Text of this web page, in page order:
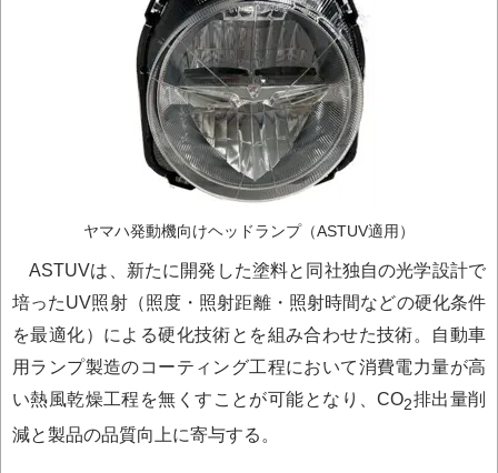
ヤマハ発動機向けヘッドランプ（ASTUV適用）
ASTUVは、新たに開発した塗料と同社独自の光学設計で
培ったUV照射（照度・照射距離・照射時間などの硬化条件
を最適化）による硬化技術とを組み合わせた技術。自動車
用ランプ製造のコーティング工程において消費電力量が高
い熱風乾燥工程を無くすことが可能となり、CO2排出量削
減と製品の品質向上に寄与する。